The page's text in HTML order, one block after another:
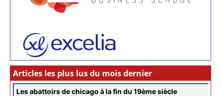
Articles les plus lus du mois dernier
Les abattoirs de chicago à la fin du 19ème siècle